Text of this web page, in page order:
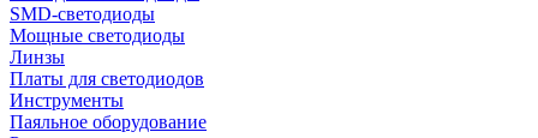
SMD-светодиоды
Мощные светодиоды
Линзы
Платы для светодиодов
Инструменты
Паяльное оборудование